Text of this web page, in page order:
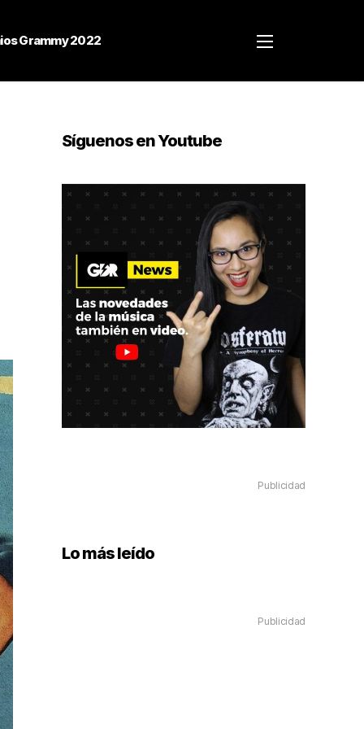
Grammy 2022
Síguenos en Youtube
Publicidad
Lo más leído
Publicidad